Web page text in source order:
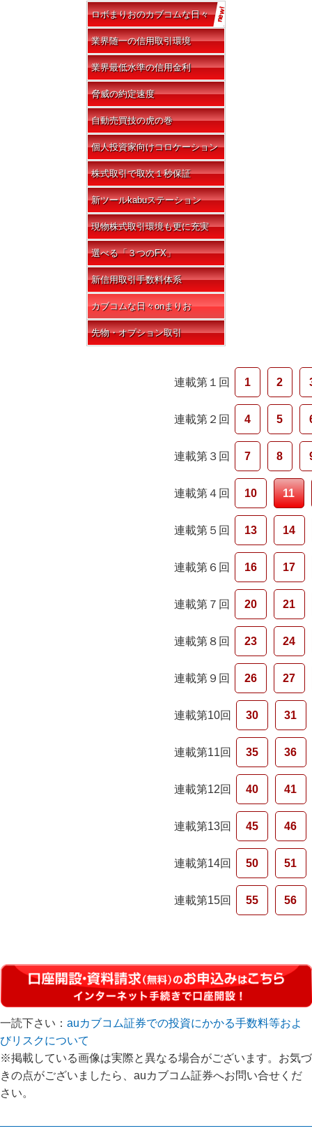
ロボまりおのカブコムな日々
業界随一の信用取引環境
業界最低水準の信用金利
脅威の約定速度
自動売買技の虎の巻
個人投資家向けコロケーション
株式取引で取次１秒保証
新ツールkabuステーション
現物株式取引環境も更に充実
選べる「３つのFX」
新信用取引手数料体系
カブコムな日々onまりお
先物・オプション取引
連載第１回 1 2
連載第２回 4 5
連載第３回 7 8
連載第４回 10 11
連載第５回 13 14
連載第６回 16 17
連載第７回 20 21
連載第８回 23 24
連載第９回 26 27
連載第10回 30 31
連載第11回 35 36
連載第12回 40 41
連載第13回 45 46
連載第14回 50 51
連載第15回 55 56
一読下さい： auカブコム証券での投資にかかる手数料等およ
びリスクについて
※掲載している画像は実際と異なる場合がございます。お気づ
きの点がございましたら、auカブコム証券へお問い合せくだ
さい。